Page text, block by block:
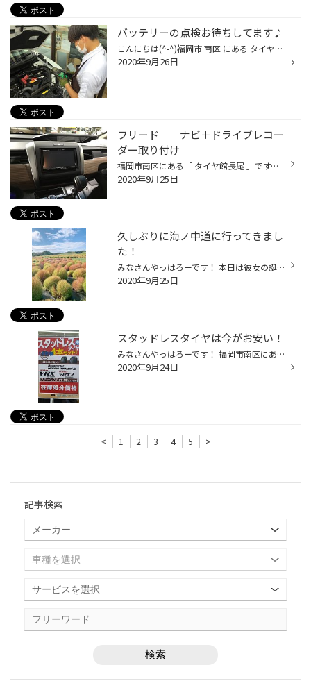
バッテリーの点検お待ちしてます♪
こんにちは(^-^)福岡市 南区 にある タイヤ館 長尾店です！ 当店ではお車のメンテナンスも承っております。 あなたのバッテリー大丈夫ですか？？？ バッテリーは、走行することによって充電されます。 チョイ乗りだと充分に充電されず、 バッテリーの寿命を短くする恐れがあります。 そして、バッテ...
2020年9月26日
フリード ナビ＋ドライブレコー
ダー取り付け
福岡市南区にある「 タイヤ館長尾 」です。 先日、フリードでご来店のお客様にナビとドライブレコーダーを取り付けさせて頂きました。 ナビは、パナソニックのSDナビ『 CN-RE06D 』❗️ ドラレコは、コムテックの前後2カメラタイプの『 HDR025 』です‼️ キッチリ取り付けさせて頂き作業終了です。 ☆...
2020年9月25日
久しぶりに海ノ中道に行ってきまし
た！
みなさんやっはろーです！ 本日は彼女の誕生日のリクエストで海ノ中道までお花を見に行って参りました！ 久しぶりに行きましたがやはり楽しませていただきました！ お花は残念なことにあまり咲いてはいませんでしたがマリモみたいな植物は可愛かったですねwww 次は薔薇が綺麗に咲く季節に行ってみた...
2020年9月25日
スタッドレスタイヤは今がお安い！
みなさんやっはろーです！ 福岡市南区にあるタイヤ館長尾です スタッドレスタイヤの在庫処分市開催中！ 冬場に備えてお安くスタッドレスタイヤを求められたい方は必見です！ ぜひご来店お待ちしています！
2020年9月24日
< 1 2 3 4 5 >
記事検索